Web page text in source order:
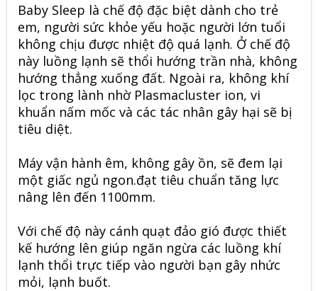
Baby Sleep là chế độ đặc biệt dành cho trẻ
em, người sức khỏe yếu hoặc người lớn tuổi
không chịu được nhiệt độ quá lạnh. Ở chế độ
này luồng lạnh sẽ thổi hướng trần nhà, không
hướng thẳng xuống đất. Ngoài ra, không khí
lọc trong lành nhờ Plasmacluster ion, vi
khuẩn nấm mốc và các tác nhân gây hại sẽ bị
tiêu diệt.
Máy vận hành êm, không gây ồn, sẽ đem lại
một giấc ngủ ngon.đạt tiêu chuẩn tăng lực
nâng lên đến 1100mm.
Với chế độ này cánh quạt đảo gió được thiết
kế hướng lên giúp ngăn ngừa các luồng khí
lạnh thổi trực tiếp vào người bạn gây nhức
mỏi, lạnh buốt.